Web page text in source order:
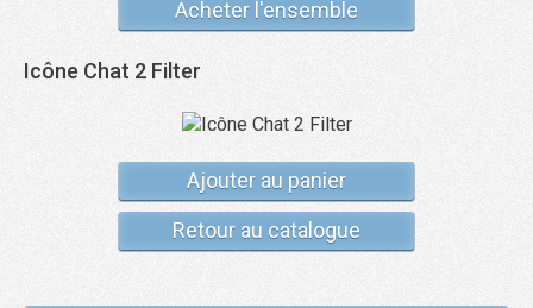
Acheter l'ensemble
Icône Chat 2 Filter
Ajouter au panier
Retour au catalogue